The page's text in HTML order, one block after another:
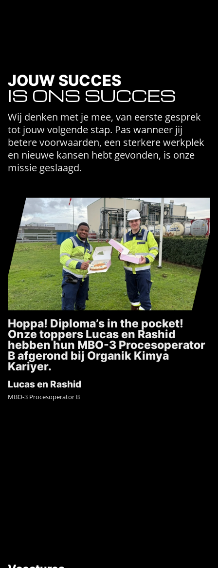
JOUW SUCCES
IS ONS SUCCES
Wij denken met je mee, van eerste gesprek
tot jouw volgende stap. Pas wanneer jij
betere voorwaarden, een sterkere werkplek
en nieuwe kansen hebt gevonden, is onze
missie geslaagd.
Hoppa! Diploma’s in the pocket!
Onze toppers Lucas en Rashid
hebben hun MBO-3 Procesoperator
B afgerond bij Organik Kimya
Kariyer.
Lucas en Rashid
MBO-3 Procesoperator B